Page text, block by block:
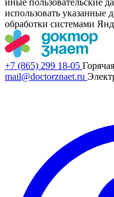
иные пользовательские
использовать
обработки системами
+7 (865) 299 18-05
mail@doctorznaet.ru